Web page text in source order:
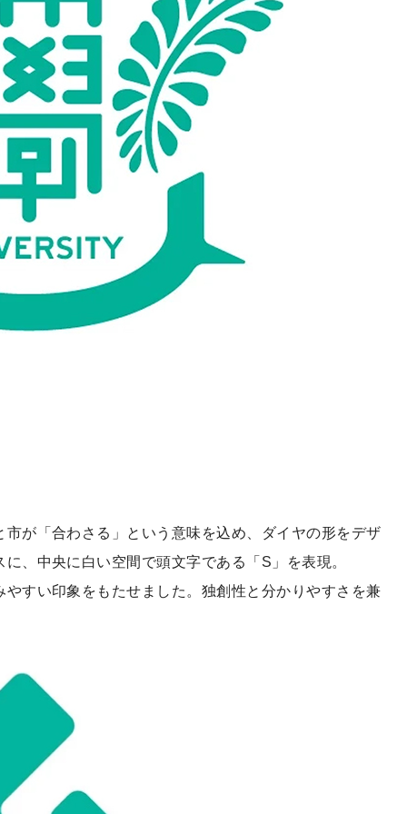
が「合わさる」という意味を込め、ダイヤの形をデザ
、中央に白い空間で頭文字である「S」を表現。
すい印象をもたせました。独創性と分かりやすさを兼